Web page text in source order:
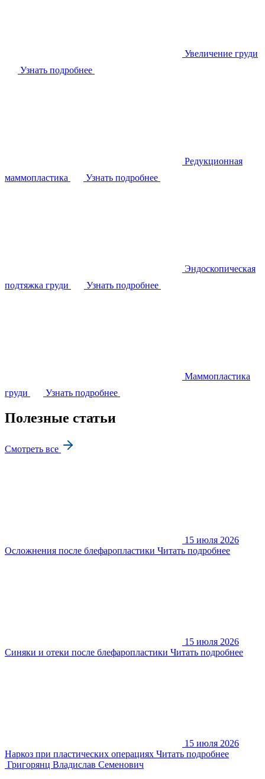
Увеличение груди
Узнать подробнее
Редукционная
маммопластика
Узнать подробнее
Эндоскопическая
подтяжка груди
Узнать подробнее
Маммопластика
груди
Узнать подробнее
Полезные статьи
Смотреть все
15 июля 2026
Осложнения после блефаропластики Читать подробнее
15 июля 2026
Синяки и отеки после блефаропластики Читать подробнее
15 июля 2026
Наркоз при пластических операциях Читать подробнее
Григорянц Владислав Семенович